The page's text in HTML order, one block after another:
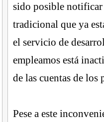
sido posible notificar
tradicional que ya
el servicio de
empleamos está
de las cuentas de los
Pese a este